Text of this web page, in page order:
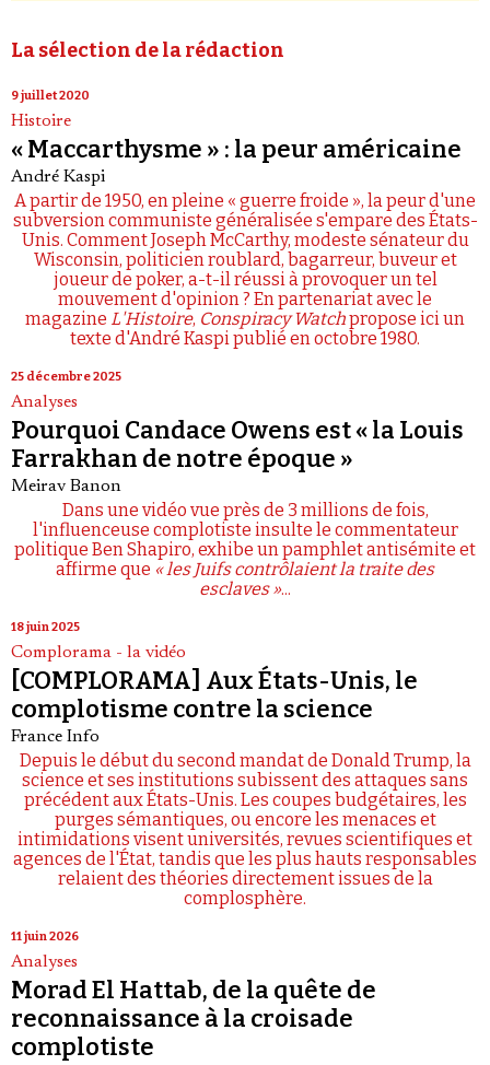
La sélection de la rédaction
9 juillet 2020
Histoire
« Maccarthysme » : la peur américaine
André Kaspi
A partir de 1950, en pleine « guerre froide », la peur d'une
subversion communiste généralisée s'empare des États-
Unis. Comment Joseph McCarthy, modeste sénateur du
Wisconsin, politicien roublard, bagarreur, buveur et
joueur de poker, a-t-il réussi à provoquer un tel
mouvement d'opinion ? En partenariat avec le
magazine L'Histoire, Conspiracy Watchpropose ici un
texte d'André Kaspi publié en octobre 1980.
25 décembre 2025
Analyses
Pourquoi Candace Owens est « la Louis
Farrakhan de notre époque »
Meirav Banon
Dans une vidéo vue près de 3 millions de fois,
l'influenceuse complotiste insulte le commentateur
politique Ben Shapiro, exhibe un pamphlet antisémite et
affirme que « les Juifs contrôlaient la traite des
esclaves »...
18 juin 2025
Complorama - la vidéo
[COMPLORAMA] Aux États-Unis, le
complotisme contre la science
France Info
Depuis le début du second mandat de Donald Trump, la
science et ses institutions subissent des attaques sans
précédent aux États-Unis. Les coupes budgétaires, les
purges sémantiques, ou encore les menaces et
intimidations visent universités, revues scientifiques et
agences de l'État, tandis que les plus hauts responsables
relaient des théories directement issues de la
complosphère.
11 juin 2026
Analyses
Morad El Hattab, de la quête de
reconnaissance à la croisade
complotiste